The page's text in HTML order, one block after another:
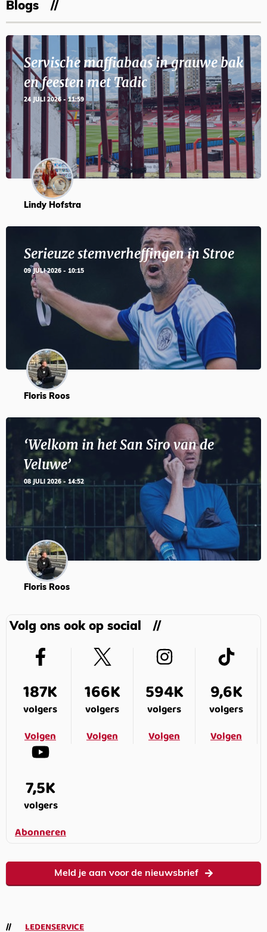
Blogs
Servische maffiabaas in grauwe bak
en feesten met Tadic
24 JULI 2026 - 11:59
Lindy Hofstra
Serieuze stemverheffingen in Stroe
09 JULI 2026 - 10:15
Floris Roos
‘Welkom in het San Siro van de
Veluwe’
08 JULI 2026 - 14:52
Floris Roos
Volg ons ook op social
187K
volgers
Volgen
166K
volgers
Volgen
594K
volgers
Volgen
9,6K
volgers
Volgen
7,5K
volgers
Abonneren
Meld je aan voor de nieuwsbrief
LEDENSERVICE